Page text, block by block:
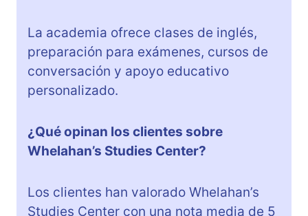
La academia ofrece clases de inglés,
preparación para exámenes, cursos de
conversación y apoyo educativo
personalizado.
¿Qué opinan los clientes sobre
Whelahan’s Studies Center?
Los clientes han valorado Whelahan’s
Studies Center con una nota media de 5